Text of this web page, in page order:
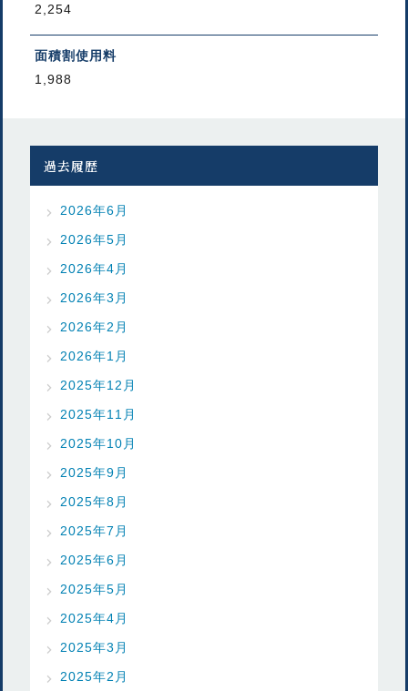
2,254
面積割使用料
1,988
過去履歴
2026年6月
2026年5月
2026年4月
2026年3月
2026年2月
2026年1月
2025年12月
2025年11月
2025年10月
2025年9月
2025年8月
2025年7月
2025年6月
2025年5月
2025年4月
2025年3月
2025年2月